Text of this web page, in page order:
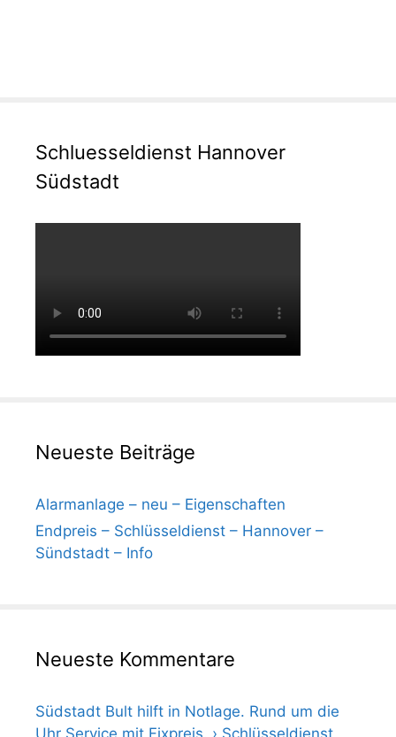
Schluesseldienst Hannover
Südstadt
Neueste Beiträge
Alarmanlage – neu – Eigenschaften
Endpreis – Schlüsseldienst – Hannover –
Sündstadt – Info
Neueste Kommentare
Südstadt Bult hilft in Notlage. Rund um die